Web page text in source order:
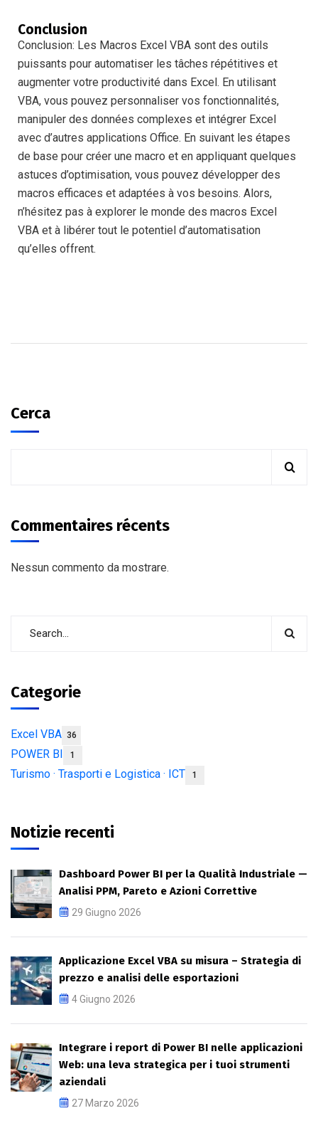
Conclusion
Conclusion: Les Macros Excel VBA sont des outils
puissants pour automatiser les tâches répétitives et
augmenter votre productivité dans Excel. En utilisant
VBA, vous pouvez personnaliser vos fonctionnalités,
manipuler des données complexes et intégrer Excel
avec d’autres applications Office. En suivant les étapes
de base pour créer une macro et en appliquant quelques
astuces d’optimisation, vous pouvez développer des
macros efficaces et adaptées à vos besoins. Alors,
n’hésitez pas à explorer le monde des macros Excel
VBA et à libérer tout le potentiel d’automatisation
qu’elles offrent.
Cerca
Commentaires récents
Nessun commento da mostrare.
Categorie
Excel VBA 36
POWER BI 1
Turismo · Trasporti e Logistica · ICT 1
Notizie recenti
Dashboard Power BI per la Qualità Industriale —
Analisi PPM, Pareto e Azioni Correttive
29 Giugno 2026
Applicazione Excel VBA su misura – Strategia di
prezzo e analisi delle esportazioni
4 Giugno 2026
Integrare i report di Power BI nelle applicazioni
Web: una leva strategica per i tuoi strumenti
aziendali
27 Marzo 2026